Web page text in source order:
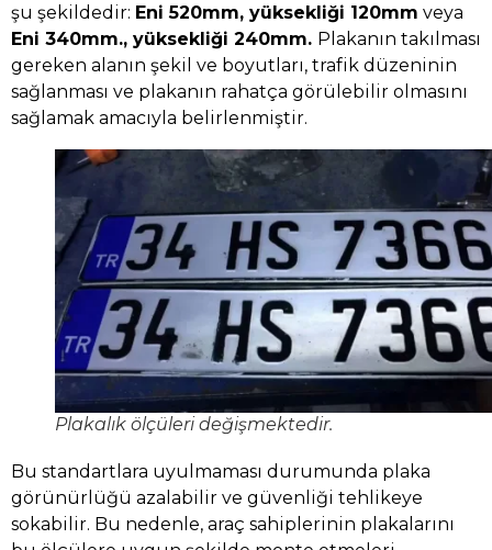
şu şekildedir: Eni 520mm, yüksekliği 120mm veya
Eni 340mm., yüksekliği 240mm. Plakanın takılması
gereken alanın şekil ve boyutları, trafik düzeninin
sağlanması ve plakanın rahatça görülebilir olmasını
sağlamak amacıyla belirlenmiştir.
Plakalık ölçüleri değişmektedir.
Bu standartlara uyulmaması durumunda plaka
görünürlüğü azalabilir ve güvenliği tehlikeye
sokabilir. Bu nedenle, araç sahiplerinin plakalarını